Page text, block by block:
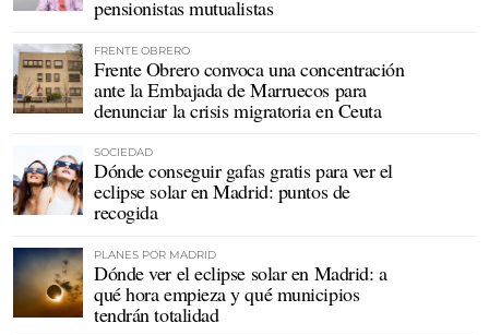
pensionistas mutualistas
FRENTE OBRERO
Frente Obrero convoca una concentración
ante la Embajada de Marruecos para
denunciar la crisis migratoria en Ceuta
SOCIEDAD
Dónde conseguir gafas gratis para ver el
eclipse solar en Madrid: puntos de
recogida
PLANES POR MADRID
Dónde ver el eclipse solar en Madrid: a
qué hora empieza y qué municipios
tendrán totalidad